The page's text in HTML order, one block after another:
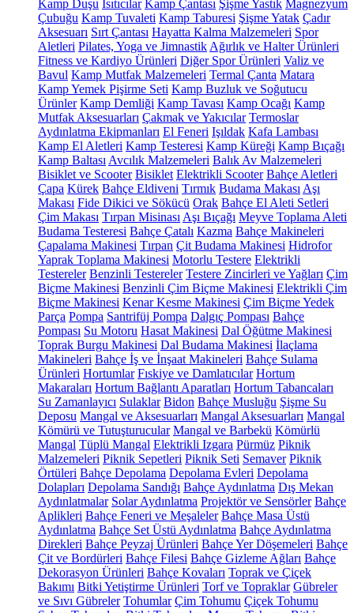
Kamp Duşu Isıtıcılar Kamp Çantası Şişme Yastık Magnezyum
Çubuğu Kamp Tuvaleti Kamp Taburesi Şişme Yatak Çadır
Aksesuarı Sırt Çantası Hayatta Kalma Malzemeleri Spor
Aletleri Pilates, Yoga ve Jimnastik Ağırlık ve Halter Ürünleri
Fitness ve Kardiyo Ürünleri Diğer Spor Ürünleri Valiz ve
Bavul Kamp Mutfak Malzemeleri Termal Çanta Matara
Kamp Yemek Pişirme Seti Kamp Buzluk ve Soğutucu
Ürünler Kamp Demliği Kamp Tavası Kamp Ocağı Kamp
Mutfak Aksesuarları Çakmak ve Yakıcılar Termoslar
Aydınlatma Ekipmanları El Feneri Işıldak Kafa Lambası
Kamp El Aletleri Kamp Testeresi Kamp Küreği Kamp Bıçağı
Kamp Baltası Avcılık Malzemeleri Balık Av Malzemeleri
Bisiklet ve Scooter Bisiklet Elektrikli Scooter Bahçe Aletleri
Çapa Kürek Bahçe Eldiveni Tırmık Budama Makası Aşı
Makası Fide Dikici ve Sökücü Orak Bahçe El Aleti Setleri
Çim Makası Tırpan Misinası Aşı Bıçağı Meyve Toplama Aleti
Budama Testeresi Bahçe Çatalı Kazma Bahçe Makineleri
Çapalama Makinesi Tırpan Çit Budama Makinesi Hidrofor
Yaprak Toplama Makinesi Motorlu Testere Elektrikli
Testereler Benzinli Testereler Testere Zincirleri ve Yağları Çim
Biçme Makinesi Benzinli Çim Biçme Makinesi Elektrikli Çim
Biçme Makinesi Kenar Kesme Makinesi Çim Biçme Yedek
Parça Pompa Santrifüj Pompa Dalgıç Pompası Bahçe
Pompası Su Motoru Hasat Makinesi Dal Öğütme Makinesi
Toprak Burgu Makinesi Dal Budama Makinesi İlaçlama
Makineleri Bahçe İş ve İnşaat Makineleri Bahçe Sulama
Ürünleri Hortumlar Fıskiye ve Damlatıcılar Hortum
Makaraları Hortum Bağlantı Aparatları Hortum Tabancaları
Su Zamanlayıcı Sulaklar Bidon Bahçe Musluğu Şişme Su
Deposu Mangal ve Aksesuarları Mangal Aksesuarları Mangal
Kömürü ve Tutuşturucular Mangal ve Barbekü Kömürlü
Mangal Tüplü Mangal Elektrikli Izgara Pürmüz Piknik
Malzemeleri Piknik Sepetleri Piknik Seti Semaver Piknik
Örtüleri Bahçe Depolama Depolama Evleri Depolama
Dolapları Depolama Sandığı Bahçe Aydınlatma Dış Mekan
Aydınlatmalar Solar Aydınlatma Projektör ve Sensörler Bahçe
Aplikleri Bahçe Feneri ve Meşaleler Bahçe Masa Üstü
Aydınlatma Bahçe Set Üstü Aydınlatma Bahçe Aydınlatma
Direkleri Bahçe Peyzaj Ürünleri Bahçe Yer Döşemeleri Bahçe
Çit ve Bordürleri Bahçe Filesi Bahçe Gizleme Ağları Bahçe
Dekorasyon Ürünleri Bahçe Kovaları Toprak ve Çiçek
Bakımı Bitki Yetiştirme Ürünleri Torf ve Topraklar Gübreler
ve Sıvı Gübreler Tohumlar Çim Tohumu Çiçek Tohumu